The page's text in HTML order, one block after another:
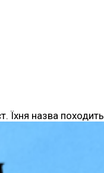
Їхня назва походить